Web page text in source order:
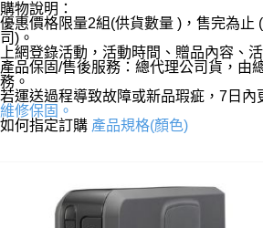
購物說明：
優惠價格限量2組(供貨數量 )，售完為止
司)。
上網登錄活動，活動時間、贈品內容、
產品保固/售後服務：總代理公司貨，由
務。
若運送過程導致故障或新品瑕疵，7日內
維修保固。
如何指定訂購 產品規格(顏色)